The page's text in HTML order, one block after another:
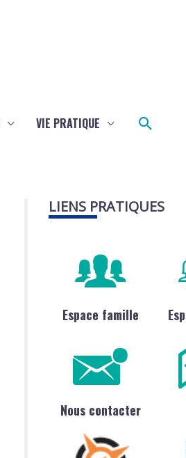
VIE PRATIQUE
LIENS PRATIQUES
Espace famille
Nous contacter